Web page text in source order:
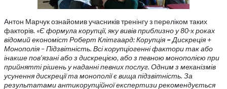
Антон Марчук ознайомив учасників тренінгу з переліком таких
факторів. «Є формула корупції, яку вивів приблизно у 80-х роках
відомий економіст Роберт Клітгаард: Корупція = Дискреція +
Монополія – Підзвітність. Всі корупціогенні фактори так або
інакше пов’язані або з дискрецією, або з певною монополією при
прийнятті рішень у наданні певних послуг. Одним з механізмів
усунення дискреції та монополії є вища підзвітність. За
результатами антикорупційної експертизи рекомендується